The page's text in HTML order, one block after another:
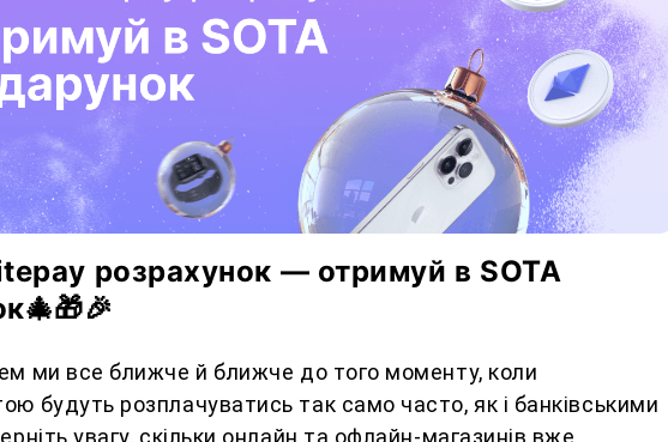
розрахунок — отримуй в SOTA
ми все ближче й ближче до того моменту, коли
будуть розплачуватись так само часто, як і банківськими
увагу, скільки онлайн та офлайн-магазинів вже